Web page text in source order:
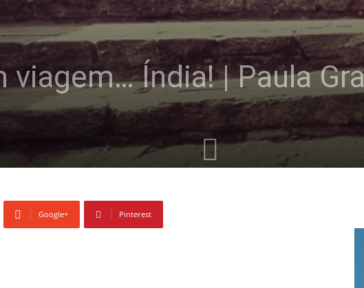
viagem… Índia! | Paula
Google+ Pinterest